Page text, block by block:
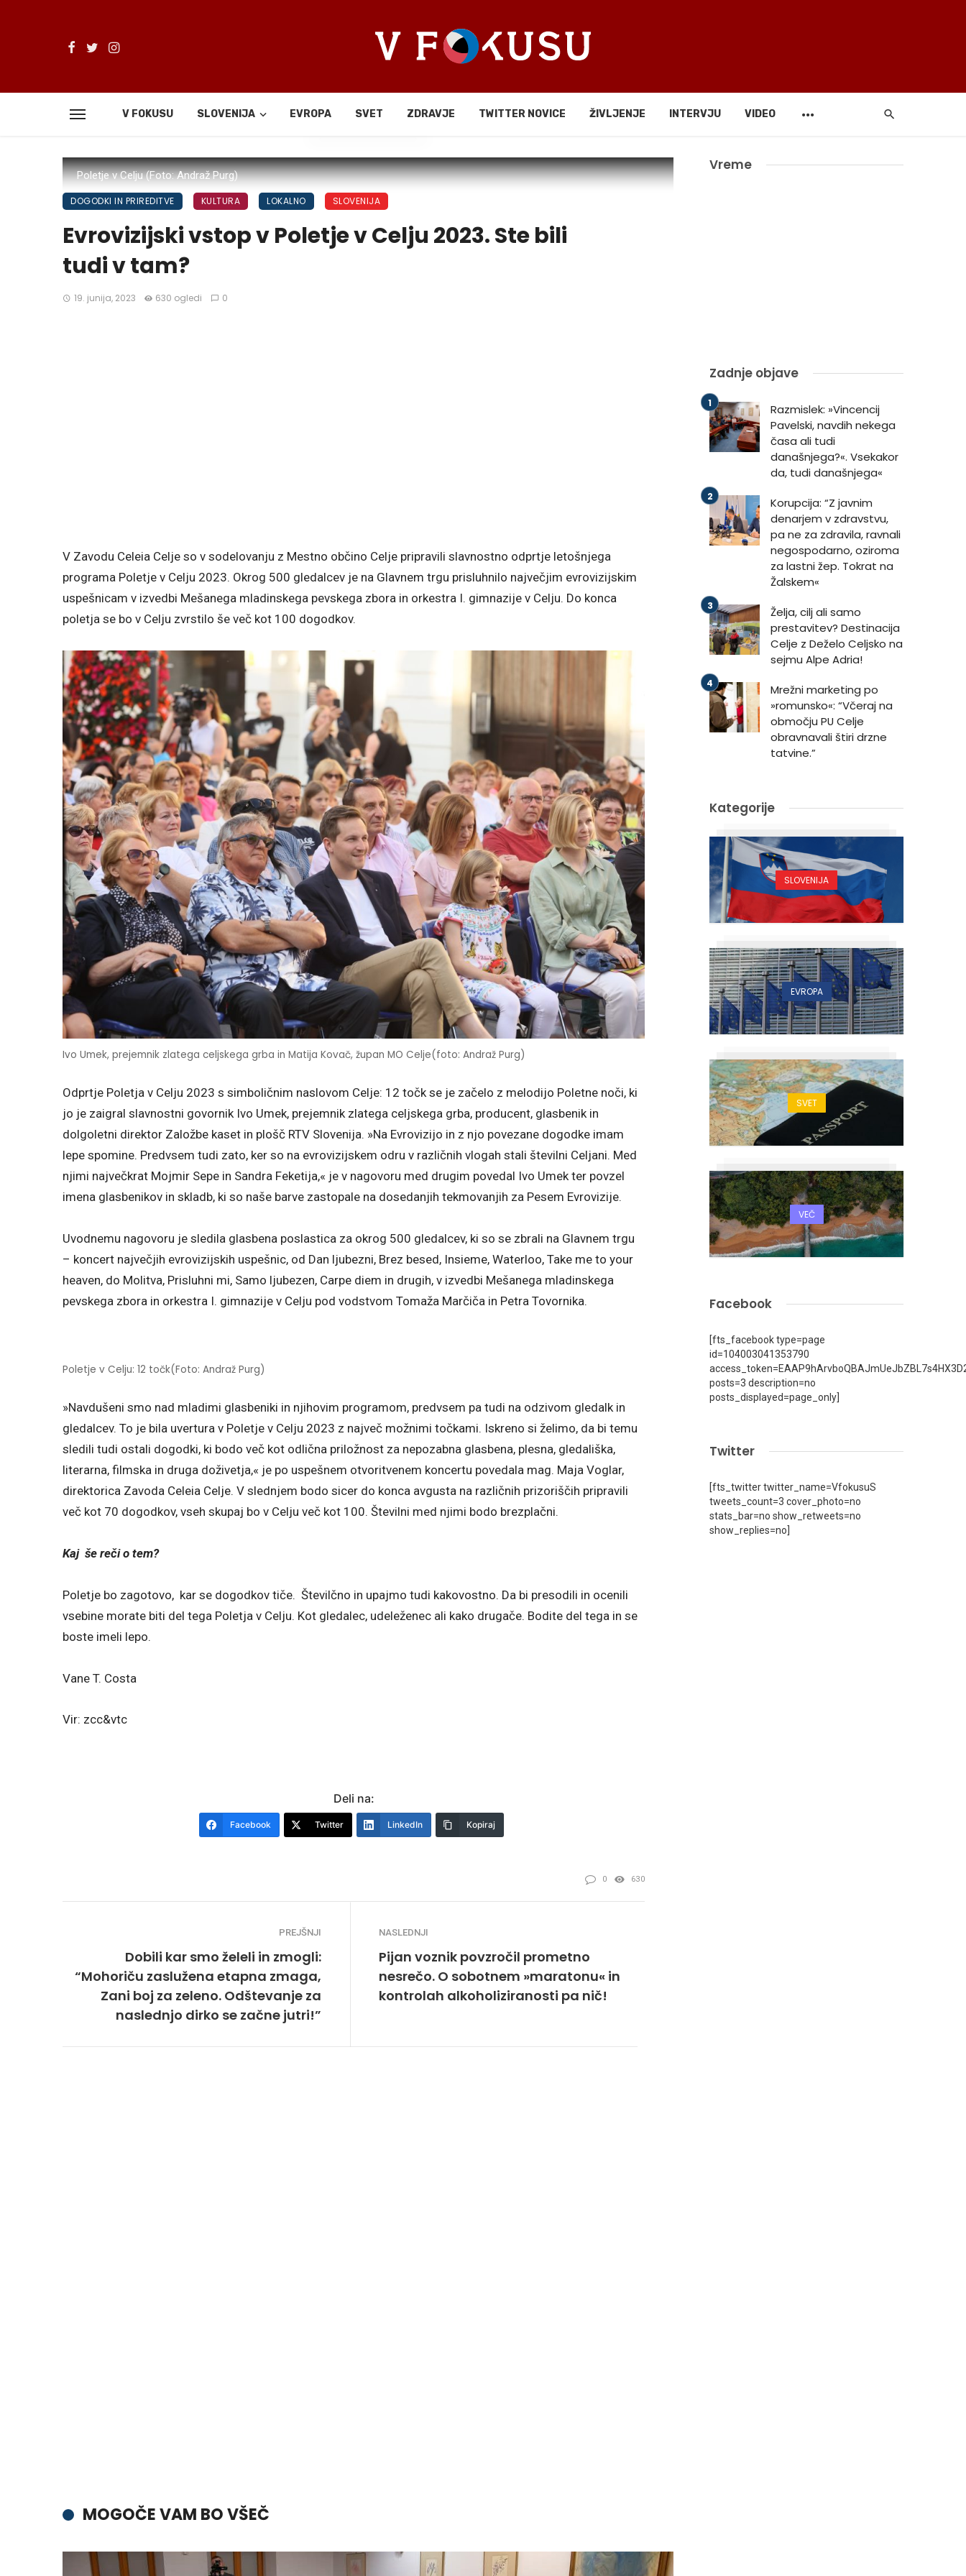
V FOKUSU SLOVENIJA EVROPA SVET ZDRAVJE TWITTER NOVICE ŽIVLJENJE INTERVJU VIDEO
Poletje v Celju (Foto: Andraž Purg)
Deli
DOGODKI IN PRIREDITVE KULTURA LOKALNO SLOVENIJA
Evrovizijski vstop v Poletje v Celju 2023. Ste bili
tudi v tam?
19. junija, 2023 630 ogledi 0
V Zavodu Celeia Celje so v sodelovanju z Mestno občino Celje pripravili slavnostno odprtje letošnjega
programa Poletje v Celju 2023. Okrog 500 gledalcev je na Glavnem trgu prisluhnilo največjim evrovizijskim
uspešnicam v izvedbi Mešanega mladinskega pevskega zbora in orkestra I. gimnazije v Celju. Do konca
poletja se bo v Celju zvrstilo še več kot 100 dogodkov.
Ivo Umek, prejemnik zlatega celjskega grba in Matija Kovač, župan MO Celje(foto: Andraž Purg)
Odprtje Poletja v Celju 2023 s simboličnim naslovom Celje: 12 točk se je začelo z melodijo Poletne noči, ki
jo je zaigral slavnostni govornik Ivo Umek, prejemnik zlatega celjskega grba, producent, glasbenik in
dolgoletni direktor Založbe kaset in plošč RTV Slovenija. »Na Evrovizijo in z njo povezane dogodke imam
lepe spomine. Predvsem tudi zato, ker so na evrovizijskem odru v različnih vlogah stali številni Celjani. Med
njimi največkrat Mojmir Sepe in Sandra Feketija,« je v nagovoru med drugim povedal Ivo Umek ter povzel
imena glasbenikov in skladb, ki so naše barve zastopale na dosedanjih tekmovanjih za Pesem Evrovizije.
Uvodnemu nagovoru je sledila glasbena poslastica za okrog 500 gledalcev, ki so se zbrali na Glavnem trgu
– koncert največjih evrovizijskih uspešnic, od Dan ljubezni, Brez besed, Insieme, Waterloo, Take me to your
heaven, do Molitva, Prisluhni mi, Samo ljubezen, Carpe diem in drugih, v izvedbi Mešanega mladinskega
pevskega zbora in orkestra I. gimnazije v Celju pod vodstvom Tomaža Marčiča in Petra Tovornika.
Poletje v Celju: 12 točk(Foto: Andraž Purg)
»Navdušeni smo nad mladimi glasbeniki in njihovim programom, predvsem pa tudi na odzivom gledalk in
gledalcev. To je bila uvertura v Poletje v Celju 2023 z največ možnimi točkami. Iskreno si želimo, da bi temu
sledili tudi ostali dogodki, ki bodo več kot odlična priložnost za nepozabna glasbena, plesna, gledališka,
literarna, filmska in druga doživetja,« je po uspešnem otvoritvenem koncertu povedala mag. Maja Voglar,
direktorica Zavoda Celeia Celje. V slednjem bodo sicer do konca avgusta na različnih prizoriščih pripravili
več kot 70 dogodkov, vseh skupaj bo v Celju več kot 100. Številni med njimi bodo brezplačni.
Kaj še reči o tem?
Poletje bo zagotovo, kar se dogodkov tiče. Številčno in upajmo tudi kakovostno. Da bi presodili in ocenili
vsebine morate biti del tega Poletja v Celju. Kot gledalec, udeleženec ali kako drugače. Bodite del tega in se
boste imeli lepo.
Vane T. Costa
Vir: zcc&vtc
Deli na:
Facebook Twitter LinkedIn Kopiraj
0 630
PREJŠNJI
Dobili kar smo želeli in zmogli:
“Mohoriču zaslužena etapna zmaga,
Zani boj za zeleno. Odštevanje za
naslednjo dirko se začne jutri!”
NASLEDNJI
Pijan voznik povzročil prometno
nesrečo. O sobotnem »maratonu« in
kontrolah alkoholiziranosti pa nič!
MOGOČE VAM BO VŠEČ
Vreme
Zadnje objave
Razmislek: »Vincencij
Pavelski, navdih nekega
časa ali tudi
današnjega?«. Vsekakor
da, tudi današnjega«
Korupcija: “Z javnim
denarjem v zdravstvu,
pa ne za zdravila, ravnali
negospodarno, oziroma
za lastni žep. Tokrat na
Žalskem«
Želja, cilj ali samo
prestavitev? Destinacija
Celje z Deželo Celjsko na
sejmu Alpe Adria!
Mrežni marketing po
»romunsko«: “Včeraj na
območju PU Celje
obravnavali štiri drzne
tatvine.”
Kategorije
SLOVENIJA
EVROPA
SVET
VEČ
Facebook
[fts_facebook type=page
id=104003041353790
posts=3 description=no
posts_displayed=page_only]
Twitter
[fts_twitter twitter_name=VfokusuS
tweets_count=3 cover_photo=no
stats_bar=no show_retweets=no
show_replies=no]